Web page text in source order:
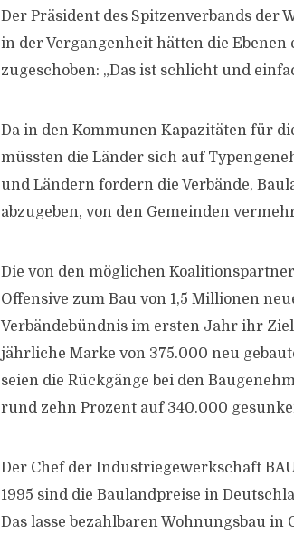
Der Präsident des Spitzenverbands der
in der Vergangenheit hätten die
zugeschoben: „Das ist schlicht und
Da in den Kommunen Kapazitäten für
müssten die Länder sich auf
und Ländern fordern die Verbände,
abzugeben, von den Gemeinden
Die von den möglichen
Offensive zum Bau von 1,5 Millionen
Verbändebündnis im ersten Jahr ihr
jährliche Marke von 375.000 neu
seien die Rückgänge bei den
rund zehn Prozent auf 340.000
Der Chef der Industriegewerkschaft
1995 sind die Baulandpreise in
Das lasse bezahlbaren Wohnungsbau